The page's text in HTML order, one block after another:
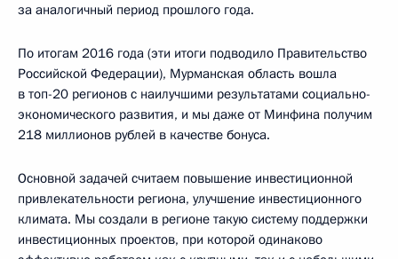
за аналогичный период прошлого года.
По итогам 2016 года (эти итоги подводило Правительство
Российской Федерации), Мурманская область вошла
в топ-20 регионов с наилучшими результатами социально-
экономического развития, и мы даже от Минфина получим
218 миллионов рублей в качестве бонуса.
Основной задачей считаем повышение инвестиционной
привлекательности региона, улучшение инвестиционного
климата. Мы создали в регионе такую систему поддержки
инвестиционных проектов, при которой одинаково